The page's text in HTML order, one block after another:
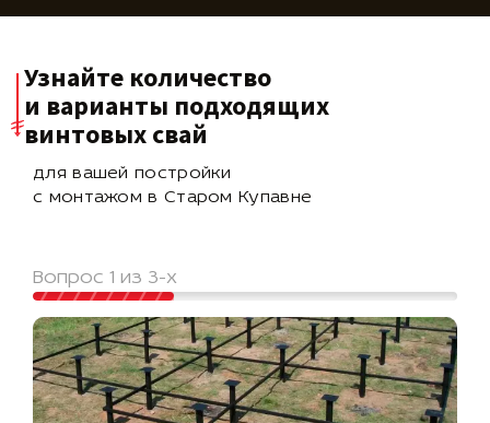
Узнайте количество
и варианты подходящих
винтовых свай
для вашей постройки
с монтажом в Старом Купавне
Вопрос 1 из 3-х